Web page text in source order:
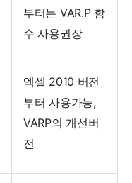
부터는 VAR.P 함
수 사용권장
엑셀 2010 버전
부터 사용가능,
VARP의 개선버
전